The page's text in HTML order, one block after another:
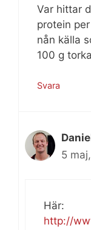
Var hittar
protein
nån källa
100 g
Svara
5
Här:
http://